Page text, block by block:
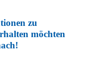
zu
möchten